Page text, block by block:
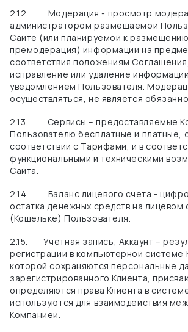
2.12.
Модерация - просмотр
администратором размещаемой
Сайте (или планируемой к
премодерация) информации на
соответствия положениям
исправление или удаление
уведомлением Пользователя.
осуществляться, не является
2.13.
Сервисы – предоставляемые
Пользователю бесплатные и платные,
соответствии с Тарифами, и в
функциональными и техническими
Сайта.
2.14.
Баланс лицевого счета -
остатка денежных средств на лицевом
(Кошельке) Пользователя.
2.15.
Учетная запись, Аккаунт –
регистрации в компьютерной системе
которой сохраняются персональные
зарегистрированного Клиента,
определяются права Клиента в
используются для взаимодействия
Компанией.